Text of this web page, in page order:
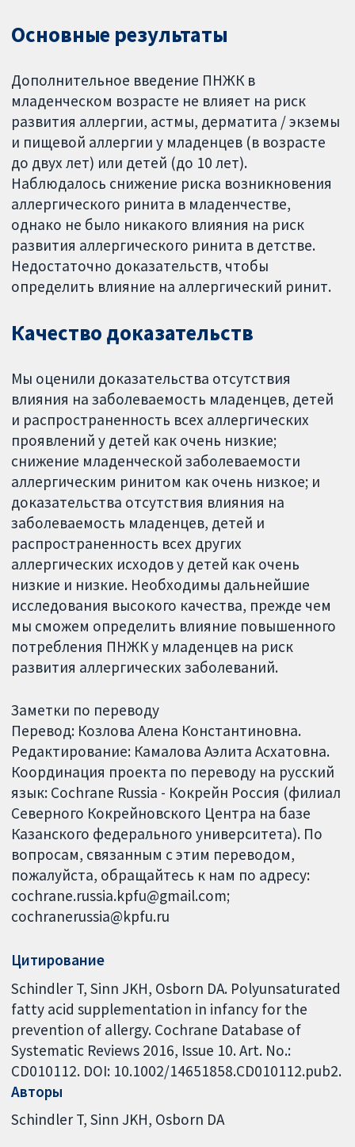
Основные результаты
Дополнительное введение ПНЖК в
младенческом возрасте не влияет на риск
развития аллергии, астмы, дерматита / экземы
и пищевой аллергии у младенцев (в возрасте
до двух лет) или детей (до 10 лет).
Наблюдалось снижение риска возникновения
аллергического ринита в младенчестве,
однако не было никакого влияния на риск
развития аллергического ринита в детстве.
Недостаточно доказательств, чтобы
определить влияние на аллергический ринит.
Качество доказательств
Мы оценили доказательства отсутствия
влияния на заболеваемость младенцев, детей
и распространенность всех аллергических
проявлений у детей как очень низкие;
снижение младенческой заболеваемости
аллергическим ринитом как очень низкое; и
доказательства отсутствия влияния на
заболеваемость младенцев, детей и
распространенность всех других
аллергических исходов у детей как очень
низкие и низкие. Необходимы дальнейшие
исследования высокого качества, прежде чем
мы сможем определить влияние повышенного
потребления ПНЖК у младенцев на риск
развития аллергических заболеваний.
Заметки по переводу
Перевод: Козлова Алена Константиновна.
Редактирование: Камалова Аэлита Асхатовна.
Координация проекта по переводу на русский
язык: Cochrane Russia - Кокрейн Россия (филиал
Северного Кокрейновского Центра на базе
Казанского федерального университета). По
вопросам, связанным с этим переводом,
пожалуйста, обращайтесь к нам по адресу:
cochrane.russia.kpfu@gmail.com;
cochranerussia@kpfu.ru
Цитирование
Schindler T, Sinn JKH, Osborn DA. Polyunsaturated
fatty acid supplementation in infancy for the
prevention of allergy. Cochrane Database of
Systematic Reviews 2016, Issue 10. Art. No.:
CD010112. DOI: 10.1002/14651858.CD010112.pub2.
Авторы
Schindler T Sinn JKH Osborn DA